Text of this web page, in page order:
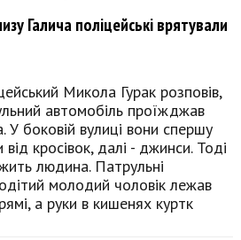
Галича поліцейські врятували
Микола Гурак розповів,
автомобіль проїжджав
У боковій вулиці вони спершу
від кросівок, далі - джинси. Тоді
людина. Патрульні
молодий чоловік лежав
а руки в кишенях куртк